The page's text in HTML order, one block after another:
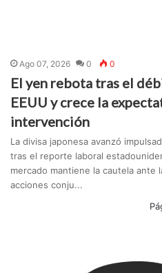
Ago 07, 2026 0 0
El yen rebota tras el
EEUU y crece la
intervención
La divisa japonesa avanzó
tras el reporte laboral
mercado mantiene la cautela ante
acciones conju...